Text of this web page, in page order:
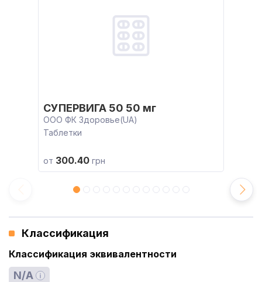
СУПЕРВИГА 50 50 мг
ООО ФК Здоровье(UA)
Таблетки
от 300.40 грн
Классификация
Классификация эквивалентности
N/A